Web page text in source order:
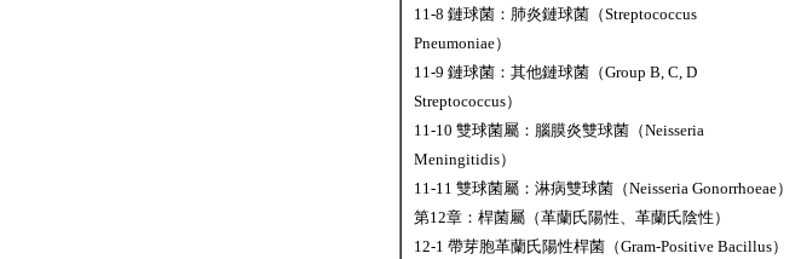
11-8 鏈球菌：肺炎鏈球菌（Streptococcus
Pneumoniae）
11-9 鏈球菌：其他鏈球菌（Group B, C, D
Streptococcus）
11-10 雙球菌屬：腦膜炎雙球菌（Neisseria
Meningitidis）
11-11 雙球菌屬：淋病雙球菌（Neisseria Gonorrhoeae）
第12章：桿菌屬（革蘭氏陽性、革蘭氏陰性）
12-1 帶芽胞革蘭氏陽性桿菌（Gram-Positive Bacillus）